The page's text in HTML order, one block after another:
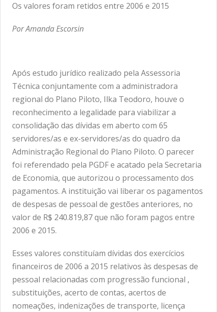
Os valores foram retidos entre 2006 e 2015
Por Amanda Escorsin
Após estudo jurídico realizado pela Assessoria
Técnica conjuntamente com a administradora
regional do Plano Piloto, Ilka Teodoro, houve o
reconhecimento a legalidade para viabilizar a
consolidação das dívidas em aberto com 65
servidores/as e ex-servidores/as do quadro da
Administração Regional do Plano Piloto. O parecer
foi referendado pela PGDF e acatado pela Secretaria
de Economia, que autorizou o processamento dos
pagamentos. A instituição vai liberar os pagamentos
de despesas de pessoal de gestões anteriores, no
valor de R$ 240.819,87 que não foram pagos entre
2006 e 2015.
Esses valores constituíam dívidas dos exercícios
financeiros de 2006 a 2015 relativos às despesas de
pessoal relacionadas com progressão funcional ,
substituições, acerto de contas, acertos de
nomeações, indenizações de transporte, licença